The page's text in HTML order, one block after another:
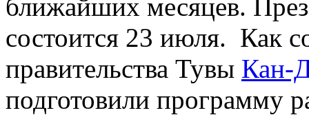
ближайших месяцев.
состоится 23 июля. Как
правительства Тувы Кан-
подготовили программу